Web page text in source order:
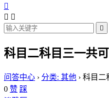

 

科目二科目三一共
问答中心 › 分类: 其他 › 科目二
0 赞 踩